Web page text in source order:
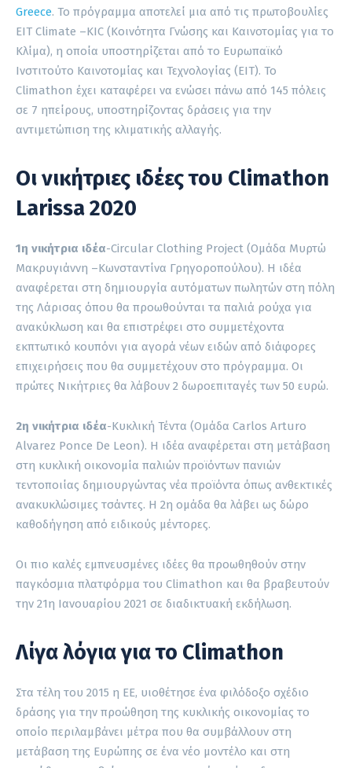
Greece. To πρόγραμμα αποτελεί μια από τις πρωτοβουλίες
EIT Climate –KIC (Κοινότητα Γνώσης και Καινοτομίας για το
Κλίμα), η οποία υποστηρίζεται από το Ευρωπαϊκό
Ινστιτούτο Καινοτομίας και Τεχνολογίας (ΕΙΤ). Το
Climathon έχει καταφέρει να ενώσει πάνω από 145 πόλεις
σε 7 ηπείρους, υποστηρίζοντας δράσεις για την
αντιμετώπιση της κλιματικής αλλαγής.
Oι νικήτριες ιδέες του Climathon
Larissa 2020
1η νικήτρια ιδέα-Circular Clothing Project (Ομάδα Μυρτώ
Μακρυγιάννη –Κωνσταντίνα Γρηγοροπούλου). H ιδέα
αναφέρεται στη δημιουργία αυτόματων πωλητών στη πόλη
της Λάρισας όπου θα προωθούνται τα παλιά ρούχα για
ανακύκλωση και θα επιστρέφει στο συμμετέχοντα
εκπτωτικό κουπόνι για αγορά νέων ειδών από διάφορες
επιχειρήσεις που θα συμμετέχουν στο πρόγραμμα. Οι
πρώτες Νικήτριες θα λάβουν 2 δωροεπιταγές των 50 ευρώ.
2η νικήτρια ιδέα-Κυκλική Τέντα (Ομάδα Carlos Arturo
Alvarez Ponce De Leon). Η ιδέα αναφέρεται στη μετάβαση
στη κυκλική οικονομία παλιών προϊόντων πανιών
τεντοποιίας δημιουργώντας νέα προϊόντα όπως ανθεκτικές
ανακυκλώσιμες τσάντες. Η 2η ομάδα θα λάβει ως δώρο
καθοδήγηση από ειδικούς μέντορες.
Oι πιο καλές εμπνευσμένες ιδέες θα προωθηθούν στην
παγκόσμια πλατφόρμα του Climathon και θα βραβευτούν
την 21η Ιανουαρίου 2021 σε διαδικτυακή εκδήλωση.
Λίγα λόγια για το Climathon
Στα τέλη του 2015 η ΕΕ, υιοθέτησε ένα φιλόδοξο σχέδιο
δράσης για την προώθηση της κυκλικής οικονομίας το
οποίο περιλαμβάνει μέτρα που θα συμβάλλουν στη
μετάβαση της Ευρώπης σε ένα νέο μοντέλο και στη